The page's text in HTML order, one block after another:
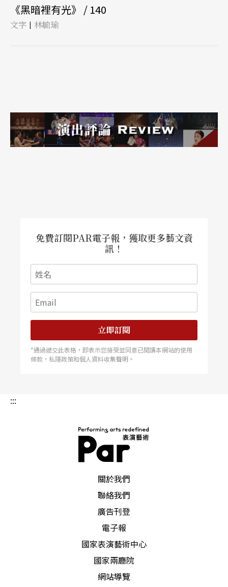
《黑暗裡有光》 / 140
文字 | 林毓瑜
免費訂閱PAR電子報，獲取更多藝文資
訊！
立即訂閱
*通過遞交此表格，即表示您接受並同意已閱讀本網站的使用
條款，私隱政策和個人資料收集聲明。
:::
關於我們
聯絡我們
廣告刊登
電子報
國家表演藝術中心
國家兩廳院
網站導覽